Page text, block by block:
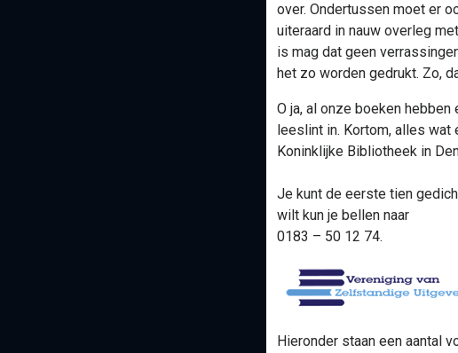
over. Ondertussen moet er
uiteraard in nauw overleg
is mag dat geen
het zo worden gedrukt. Zo,
O ja, al onze boeken
leeslint in. Kortom, alles wat
Koninklijke Bibliotheek in
Je kunt de eerste tien
wilt kun je bellen naar
0183 – 50 12 74.
Hieronder staan een aantal